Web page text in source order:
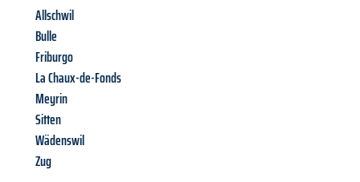
Allschwil
Bulle
Friburgo
La Chaux-de-Fonds
Meyrin
Sitten
Wädenswil
Zug